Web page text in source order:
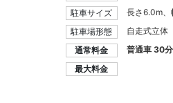
駐車サイズ
長さ6.0m
駐車場形態
自走式立体
通常料金
普通車 30
最大料金